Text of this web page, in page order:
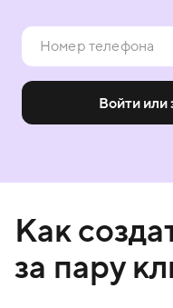
Войти или
Как
за пару